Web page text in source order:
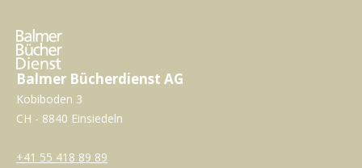
Balmer Bücherdienst AG
Kobiboden 3
CH - 8840 Einsiedeln
+41 55 418 89 89